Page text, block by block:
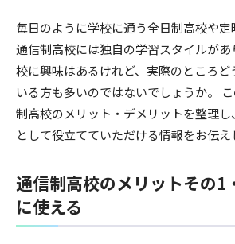
毎日のように学校に通う全日制高校や定
通信制高校には独自の学習スタイルがあ
校に興味はあるけれど、実際のところ
いる方も多いのではないでしょうか。
制高校のメリット・デメリットを整理
として役立てていただける情報をお伝え
通信制高校のメリットその1
に使える